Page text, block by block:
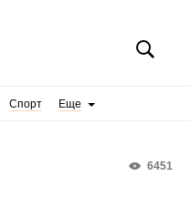
Спорт Еще
6451